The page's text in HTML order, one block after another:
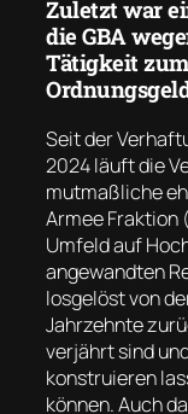
Zuletzt war
die GBA
Tätigkeit
Seit der
2024 läuft die
mutmaßliche
Armee Fraktion
Umfeld auf
angewandten
losgelöst von
Jahrzehnte
verjährt sind
konstruieren
können. Auch